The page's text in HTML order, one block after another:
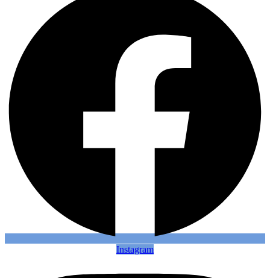
Instagram